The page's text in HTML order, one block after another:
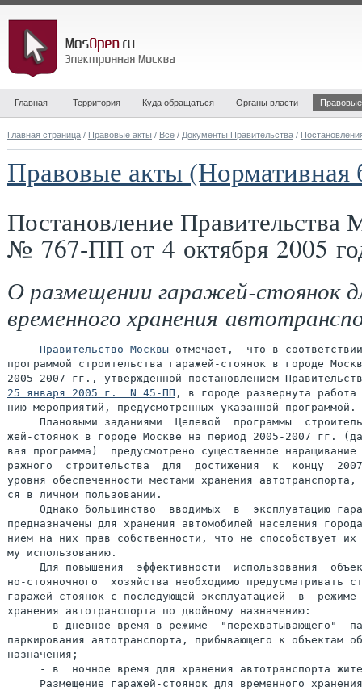
Главная Территория Куда обращаться Органы власти
Главная страница / Правовые акты / Все / Документы Правительства /
Правовые акты (Нормативная
Постановление Правительства
№ 767-ПП от 4 октября 2005
О размещении гаражей-стоянок
временного хранения
Правительство Москвы отмечает,  что в
программой строительства гаражей-стоянок в городе
25 января 2005 г.  N 45-ПП , в городе развернута
нию мероприятий, предусмотренных указанной программой.
Плановыми заданиями  Целевой  программы
жей-стоянок в городе Москве на период 2005-2007 гг.
вая программа)  предусмотрено существенное
ражного  строительства  для  достижения  к  концу
уровня обеспеченности местами хранения автотранспорта,
ся в личном пользовании.
Однако большинство  вводимых  в  эксплуатацию
предназначены для хранения автомобилей населения
нием на них прав собственности, что не способствует их
му использованию.
Для повышения  эффективности  использования
но-стояночного  хозяйства необходимо предусматривать
гаражей-стоянок с последующей эксплуатацией  в  режиме
хранения автотранспорта по двойному назначению:
- в дневное время в режиме  "перехватывающего"
паркирования автотранспорта, прибывающего к объектам
назначения;
- в  ночное время для хранения автотранспорта
Размещение гаражей-стоянок для временного